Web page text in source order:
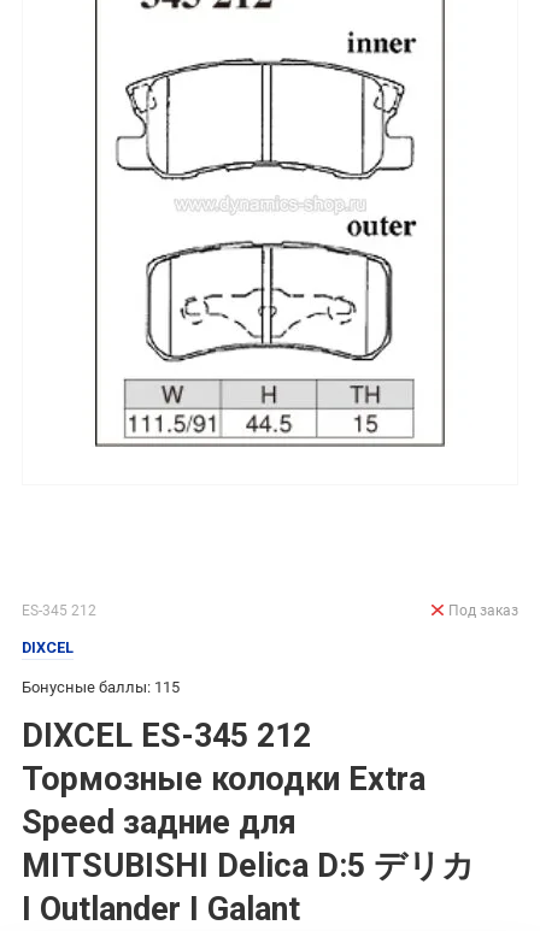
ES-345 212
DIXCEL
Бонусные баллы: 115
DIXCEL ES-345 212
Тормозные колодки Extra
Speed задние для
MITSUBISHI Delica D:5 デリカ
I Outlander I Galant
Под заказ